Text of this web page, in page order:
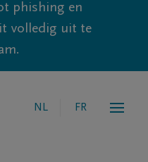
phishing en
volledig uit te
NL FR